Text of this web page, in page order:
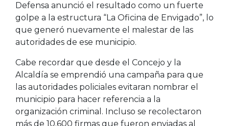
Defensa anunció el resultado como un fuerte
golpe a la estructura “La Oficina de Envigado”, lo
que generó nuevamente el malestar de las
autoridades de ese municipio.
Cabe recordar que desde el Concejo y la
Alcaldía se emprendió una campaña para que
las autoridades policiales evitaran nombrar el
municipio para hacer referencia a la
organización criminal. Incluso se recolectaron
más de 10.600 firmas que fueron enviadas al